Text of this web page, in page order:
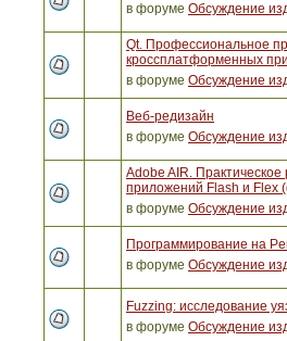
в форуме Обсуждение
Qt. Профессиональное
кроссплатформенных
в форуме Обсуждение
Веб-редизайн
в форуме Обсуждение
Adobe AIR.
приложений Flash и Flex
в форуме Обсуждение
Программирование на
в форуме Обсуждение
Fuzzing: исследование
в форуме Обсуждение